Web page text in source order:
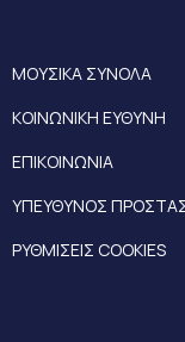
ΜΟΥΣΙΚΑ ΣΥΝΟΛΑ
ΚΟΙΝΩΝΙΚΗ ΕΥΘΥΝΗ
ΕΠΙΚΟΙΝΩΝΙΑ
ΥΠΕΥΘΥΝΟΣ
ΡΥΘΜΙΣΕΙΣ COOKIES